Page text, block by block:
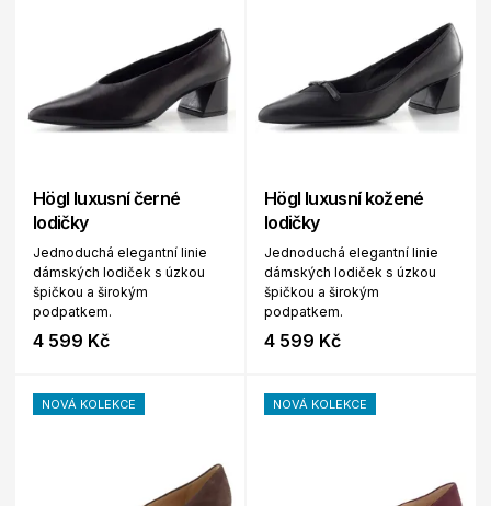
Högl luxusní černé
lodičky
Jednoduchá elegantní linie
dámských lodiček s úzkou
špičkou a širokým
podpatkem.
4 599 Kč
Högl luxusní kožené
lodičky
Jednoduchá elegantní linie
dámských lodiček s úzkou
špičkou a širokým
podpatkem.
4 599 Kč
NOVÁ KOLEKCE NOVÁ KOLEKCE